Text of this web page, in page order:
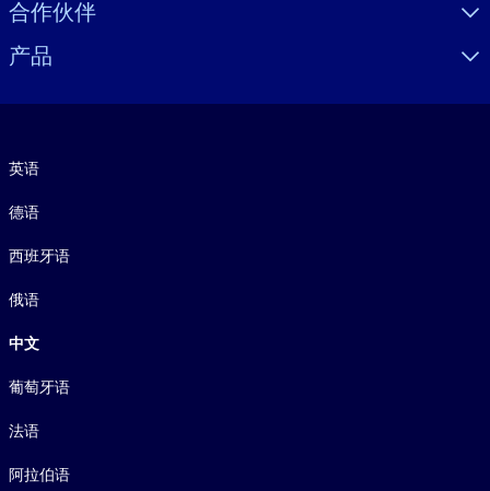
合作伙伴
产品
英语
德语
西班牙语
俄语
中文
葡萄牙语
法语
阿拉伯语